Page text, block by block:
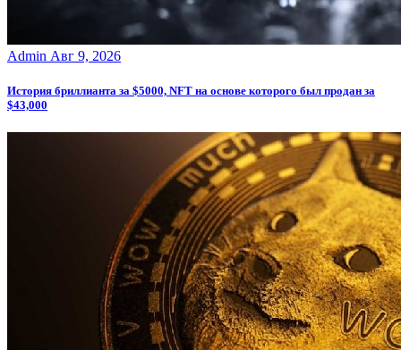
Admin Авг 9, 2026
История бриллианта за $5000, NFT на основе которого был продан за
$43,000